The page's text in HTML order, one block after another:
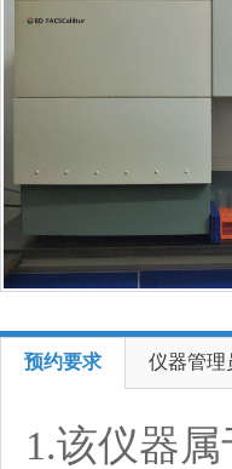
预约要求 仪器管理
1.该仪器